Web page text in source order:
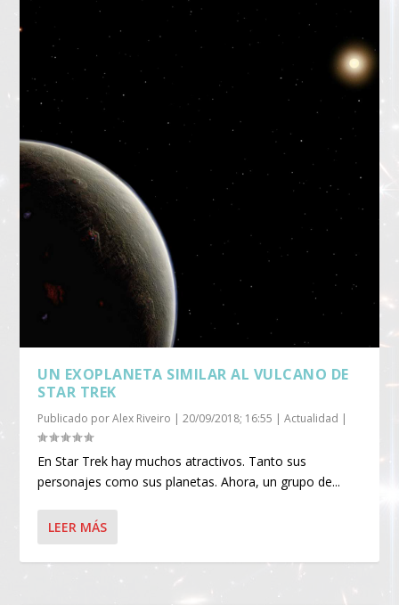
UN EXOPLANETA SIMILAR AL VULCANO DE
STAR TREK
Publicado porAlex Riveiro |20/09/2018; 16:55 |Actualidad |
En Star Trek hay muchos atractivos. Tanto sus
personajes como sus planetas. Ahora, un grupo de...
LEER MÁS